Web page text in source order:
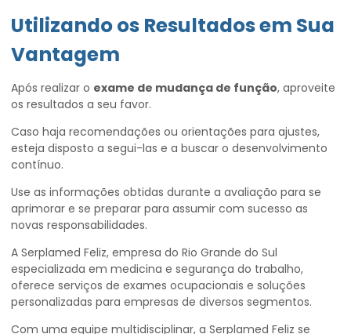
Utilizando os Resultados em Sua
Vantagem
Após realizar o exame de mudança de função, aproveite
os resultados a seu favor.
Caso haja recomendações ou orientações para ajustes,
esteja disposto a segui-las e a buscar o desenvolvimento
contínuo.
Use as informações obtidas durante a avaliação para se
aprimorar e se preparar para assumir com sucesso as
novas responsabilidades.
A Serplamed Feliz, empresa do Rio Grande do Sul
especializada em medicina e segurança do trabalho,
oferece serviços de exames ocupacionais e soluções
personalizadas para empresas de diversos segmentos.
Com uma equipe multidisciplinar, a Serplamed Feliz se